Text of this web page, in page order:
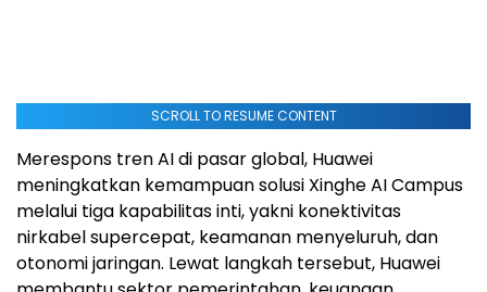
SCROLL TO RESUME CONTENT
Merespons tren AI di pasar global, Huawei
meningkatkan kemampuan solusi Xinghe AI Campus
melalui tiga kapabilitas inti, yakni konektivitas
nirkabel supercepat, keamanan menyeluruh, dan
otonomi jaringan. Lewat langkah tersebut, Huawei